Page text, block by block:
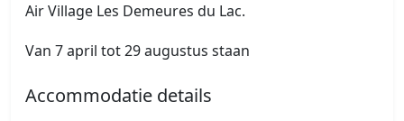
Air Village Les Demeures du Lac.
Van 7 april tot 29 augustus staan
Accommodatie details